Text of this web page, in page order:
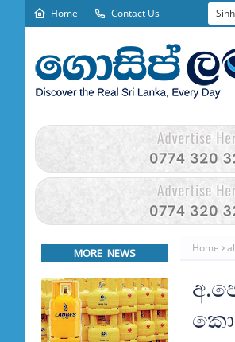
Home Contact Us
MORE NEWS Home al